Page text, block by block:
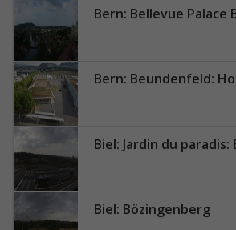
Bern: Bellevue Palace
Bern: Beundenfeld: Hotel IBIS -
Biel: Jardin du paradis:
Biel: Bözingenberg